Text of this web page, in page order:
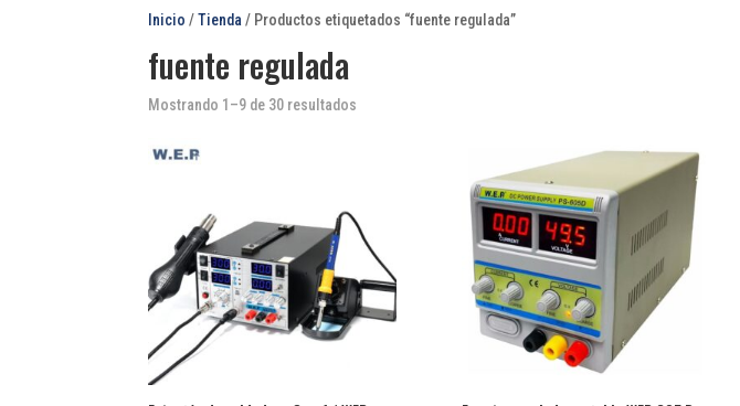
Inicio /Tienda / Productos etiquetados “fuente regulada”
fuente regulada
Mostrando 1–9 de 30 resultados